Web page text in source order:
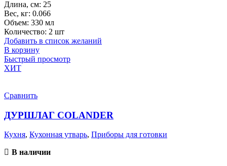
Длина, см: 25
Вес, кг: 0.066
Объем: 330 мл
Количество: 2 шт
Добавить в список желаний
В корзину
Быстрый просмотр
ХИТ
Сравнить
ДУРШЛАГ COLANDER
Кухня, Кухонная утварь, Приборы для готовки
В наличии